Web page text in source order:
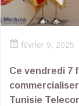
février 9, 2025
Ce vendredi 7
Tunisie